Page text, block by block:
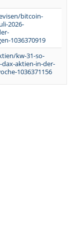
bitcoin-
2026-
1036370919
kw-31-so-
aktien-in-der-
1036371156